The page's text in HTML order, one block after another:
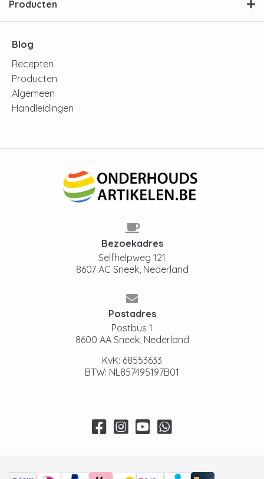
Producten
Blog
Recepten
Producten
Algemeen
Handleidingen
Bezoekadres
Selfhelpweg 121
8607 AC Sneek, Nederland
Postadres
Postbus 1
8600 AA Sneek, Nederland
KvK: 68553633
BTW: NL857495197B01